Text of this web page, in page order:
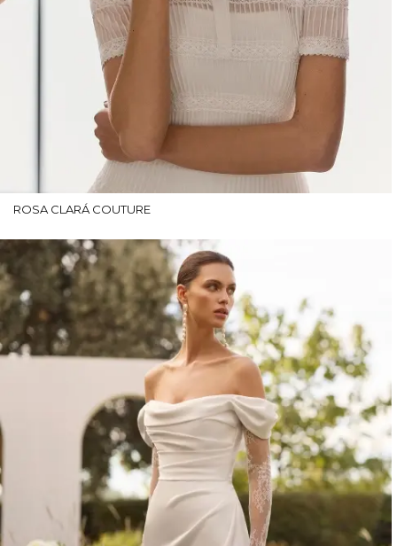
ROSA CLARÁ COUTURE